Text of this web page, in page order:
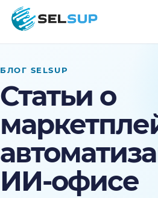
SelSup
БЛОГ SELSUP
Статьи о
ИИ-офисе